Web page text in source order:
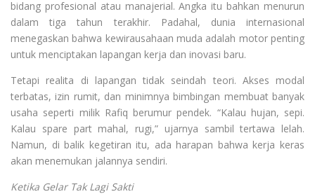
bidang profesional atau manajerial. Angka itu bahkan menurun
dalam tiga tahun terakhir. Padahal, dunia internasional
menegaskan bahwa kewirausahaan muda adalah motor penting
untuk menciptakan lapangan kerja dan inovasi baru.
Tetapi realita di lapangan tidak seindah teori. Akses modal
terbatas, izin rumit, dan minimnya bimbingan membuat banyak
usaha seperti milik Rafiq berumur pendek. “Kalau hujan, sepi.
Kalau spare part mahal, rugi,” ujarnya sambil tertawa lelah.
Namun, di balik kegetiran itu, ada harapan bahwa kerja keras
akan menemukan jalannya sendiri.
Ketika Gelar Tak Lagi Sakti